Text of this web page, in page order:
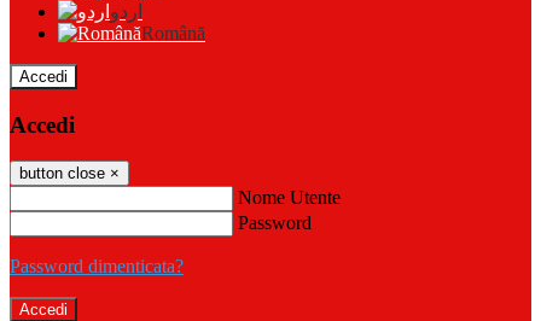
اردو
Română
Accedi
Accedi
button close ×
Nome Utente
Password
Password dimenticata?